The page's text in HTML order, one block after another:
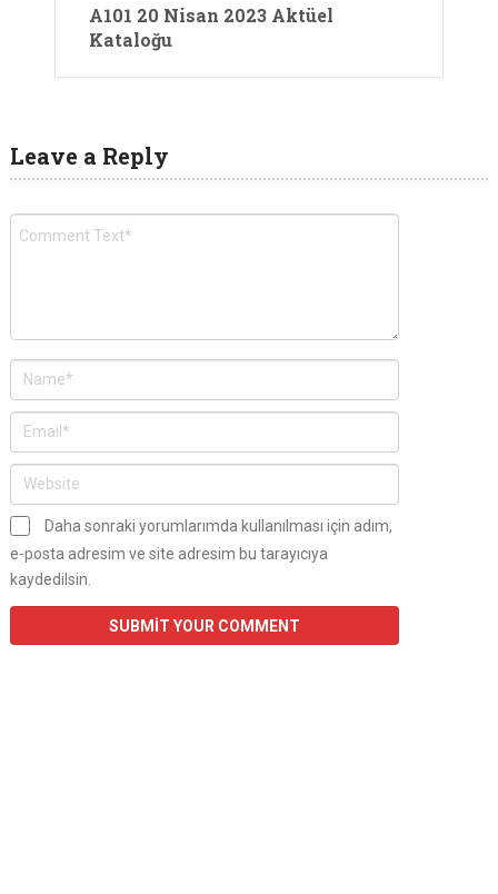
A101 20 Nisan 2023 Aktüel
Kataloğu
Leave a Reply
Daha sonraki yorumlarımda kullanılması için adım,
e-posta adresim ve site adresim bu tarayıcıya
kaydedilsin.